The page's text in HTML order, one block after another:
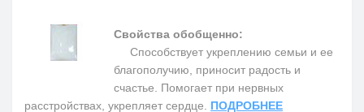
Свойства обобщенно:
Способствует укреплению семьи и ее
благополучию, приносит радость и
счастье. Помогает при нервных
расстройствах, укрепляет сердце. ПОДРОБНЕЕ